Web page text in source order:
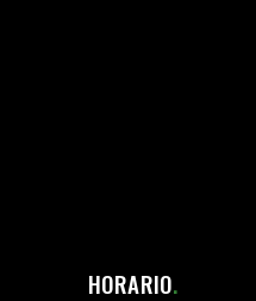
HORARIO